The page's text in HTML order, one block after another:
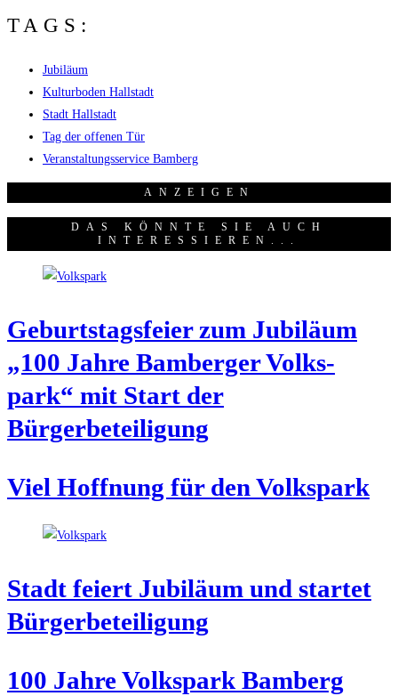
TAGS:
Jubiläum
Kulturboden Hallstadt
Stadt Hallstadt
Tag der offenen Tür
Veranstaltungsservice Bamberg
ANZEI­GEN
DAS KÖNNTE SIE AUCH
INTERESSIEREN...
Geburts­tags­fei­er zum Jubi­lä­um
„100 Jah­re Bam­ber­ger Volks­
park“ mit Start der
Bürgerbeteiligung
Viel Hoff­nung für den Volkspark
Stadt fei­ert Jubi­lä­um und star­tet
Bürgerbeteiligung
100 Jah­re Volks­park Bamberg